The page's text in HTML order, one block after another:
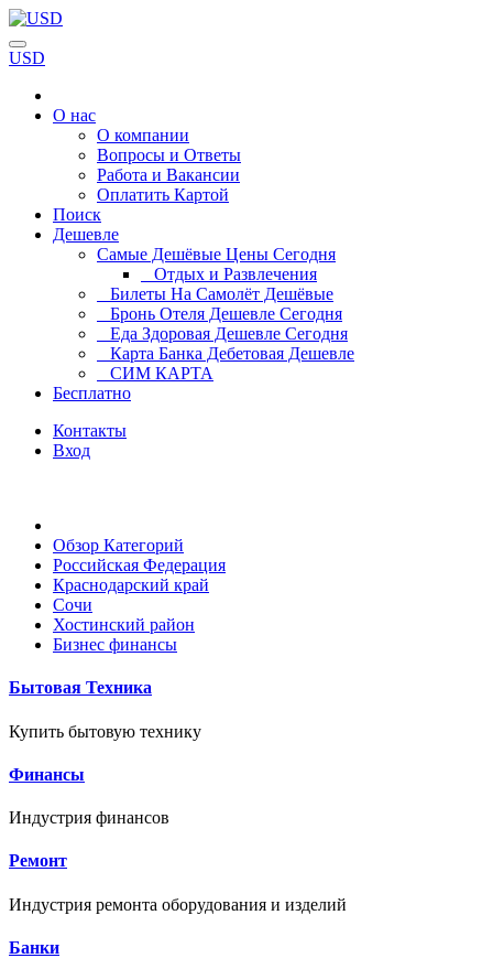
USD
О нас
О компании
Вопросы и Ответы
Работа и Вакансии
Оплатить Картой
Поиск
Дешевле
Самые Дешёвые Цены Сегодня
Отдых и Развлечения
Билеты На Самолёт Дешёвые
Бронь Отеля Дешевле Сегодня
Еда Здоровая Дешевле Сегодня
Карта Банка Дебетовая Дешевле
СИМ КАРТА
Бесплатно
Контакты
Вход
Обзор Категорий
Российская Федерация
Краснодарский край
Сочи
Хостинский район
Бизнес финансы
Бытовая Техника
Купить бытовую технику
Финансы
Индустрия финансов
Ремонт
Индустрия ремонта оборудования и изделий
Банки